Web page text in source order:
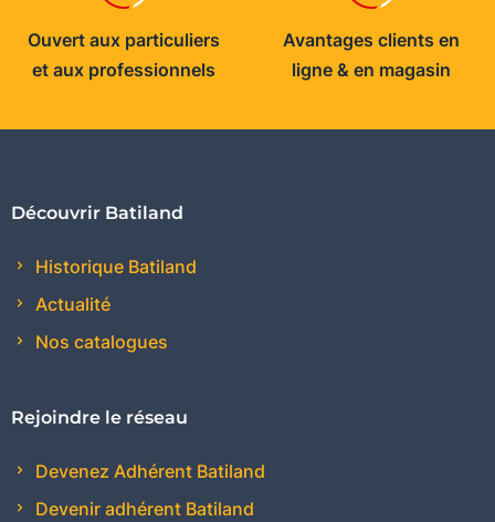
Ouvert aux particuliers
et aux professionnels
Avantages clients en
ligne & en magasin
Découvrir Batiland
Historique Batiland
Actualité
Nos catalogues
Rejoindre le réseau
Devenez Adhérent Batiland
Devenir adhérent Batiland